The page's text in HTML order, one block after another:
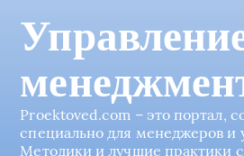
Proektoved.com – это портал,
специально для менеджеров и
Методики и лучшие практики